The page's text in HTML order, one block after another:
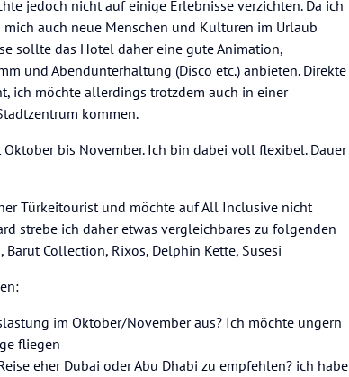
jedoch nicht auf einige Erlebnisse verzichten. Da ich
auch neue Menschen und Kulturen im Urlaub
sollte das Hotel daher eine gute Animation,
und Abendunterhaltung (Disco etc.) anbieten. Direkte
ich möchte allerdings trotzdem auch in einer
kommen.
Oktober bis November. Ich bin dabei voll flexibel. Dauer
Türkeitourist und möchte auf All Inclusive nicht
strebe ich daher etwas vergleichbares zu folgenden
Barut Collection, Rixos, Delphin Kette, Susesi
im Oktober/November aus? Ich möchte ungern
fliegen
eher Dubai oder Abu Dhabi zu empfehlen? ich habe